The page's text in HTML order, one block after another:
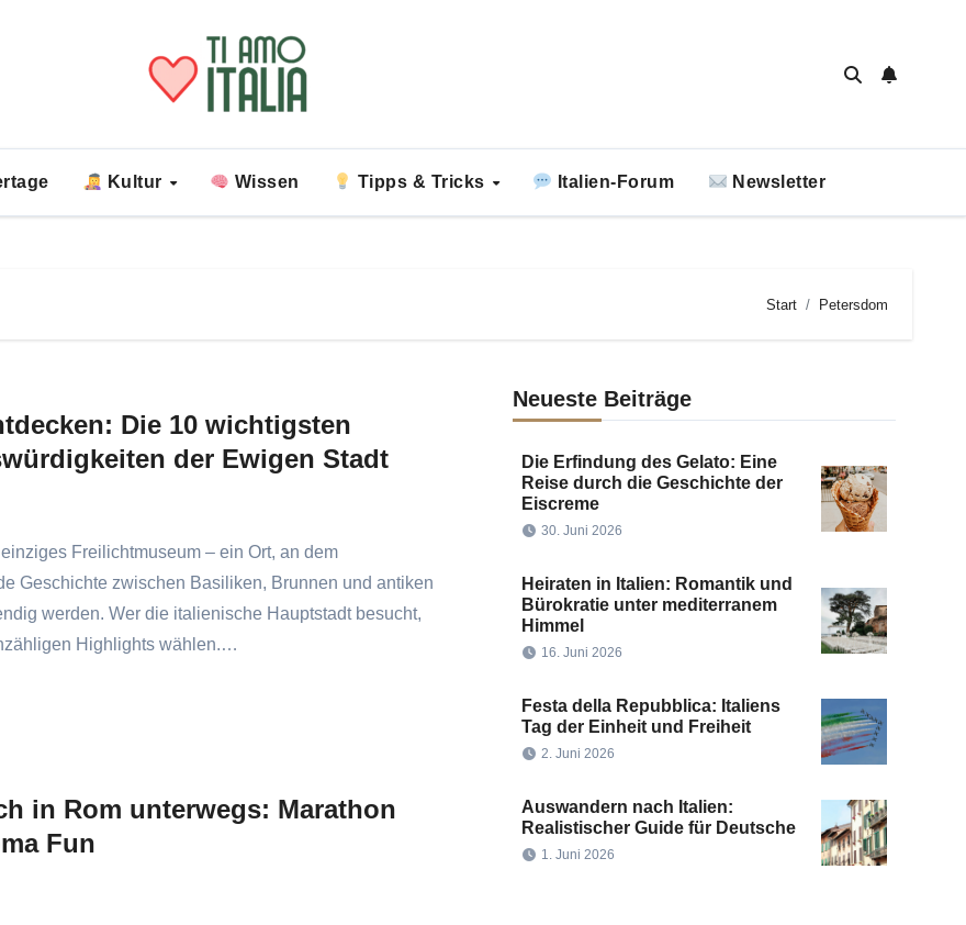
Kultur Wissen Tipps & Tricks Italien-Forum Newsletter
Start Petersdom
Die 10 wichtigsten
der Ewigen Stadt
Freilichtmuseum – ein Ort, an dem
Geschichte zwischen Basiliken, Brunnen und antiken
werden. Wer die italienische Hauptstadt besucht,
Highlights wählen.…
in Rom unterwegs: Marathon
Fun
Neueste Beiträge
Die Erfindung des Gelato: Eine
Reise durch die Geschichte der
Eiscreme
30. Juni 2026
Heiraten in Italien: Romantik und
Bürokratie unter mediterranem
Himmel
16. Juni 2026
Festa della Repubblica: Italiens
Tag der Einheit und Freiheit
2. Juni 2026
Auswandern nach Italien:
Realistischer Guide für Deutsche
1. Juni 2026